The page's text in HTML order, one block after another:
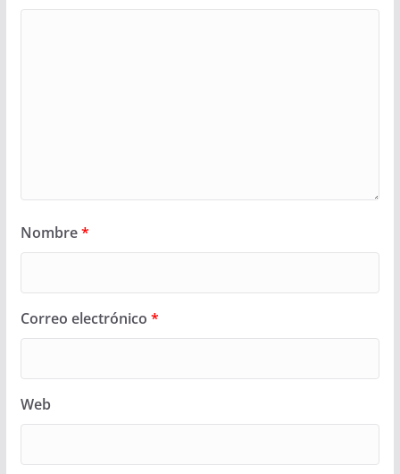
Nombre*
Correo electrónico *
Web